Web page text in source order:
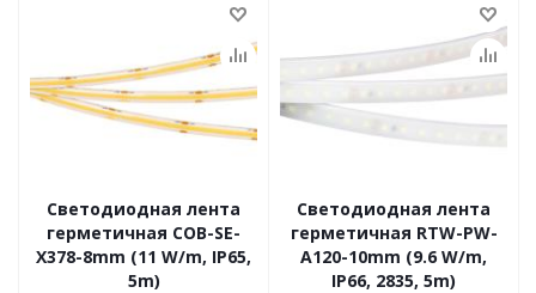
Светодиодная лента
герметичная COB-SE-
X378-8mm (11 W/m, IP65,
5m)
Светодиодная лента
герметичная RTW-PW-
A120-10mm (9.6 W/m,
IP66, 2835, 5m)